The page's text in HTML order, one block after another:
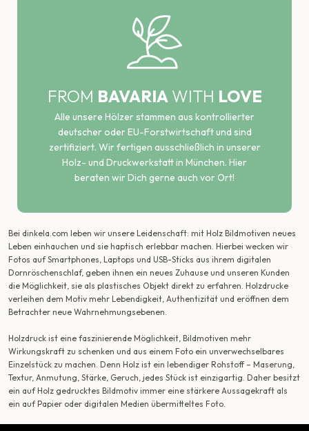
FROM BAVARIA WITH LOVE
Alle unsere Hölzer stammen aus kontrollierter
deutscher oder EU-Forstwirtschaft und sind
zertifiziert. Wir fertigen ausschließlich in unserer
Holz- und Druckwerkstatt in München. Hier
beraten wir Dich gerne auch vor Ort!
Bei dinkela.com leben wir unsere Leidenschaft: mit Holz Bildmotiven neues
Leben einhauchen und sie haptisch erlebbar machen. Hierbei wecken wir
Fotos auf Smartphones, Laptops und USB-Sticks aus ihrem digitalen
Dornröschenschlaf, geben ihnen ein neues Zuhause und unseren Kunden
die Möglichkeit, sie als plastisches Objekt direkt zu erfahren. Holzdrucke
verleihen dem Motiv mehr Lebendigkeit, Authentizität und eröffnen dem
Betrachter neue Wahrnehmungsebenen.
Holzdruck ist eine faszinierende Möglichkeit, Bildmotiven mehr
Wirkungskraft zu schenken und aus einem Foto ein unverwechselbares
Einzelstück zu machen. Denn Holz ist ein lebendiger Rohstoff – Maserung,
Textur, Anmutung, Stärke, Geruch, jedes Stück ist einzigartig. Daher besitzt
ein auf Holz gedrucktes Bildmotiv immer eine stärkere Aussagekraft als
ein auf Papier oder digitalen Medien übermitteltes Foto.